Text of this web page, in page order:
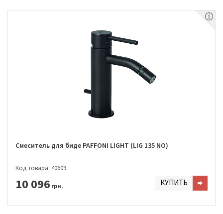
Смеситель для биде PAFFONI LIGHT (LIG 135 NO)
Код товара: 40609
10 096 грн. КУПИТЬ